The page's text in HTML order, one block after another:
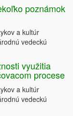
poznámok
a kultúr
vedeckú
využitia
procese
a kultúr
vedeckú